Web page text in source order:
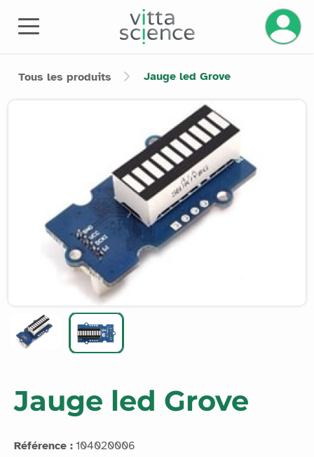
Gérez
Tous les produits Jauge led Grove
Jauge led Grove